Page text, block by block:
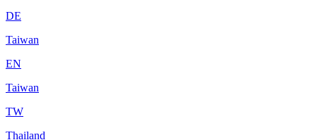
DE
Taiwan
EN
Taiwan
TW
Thailand